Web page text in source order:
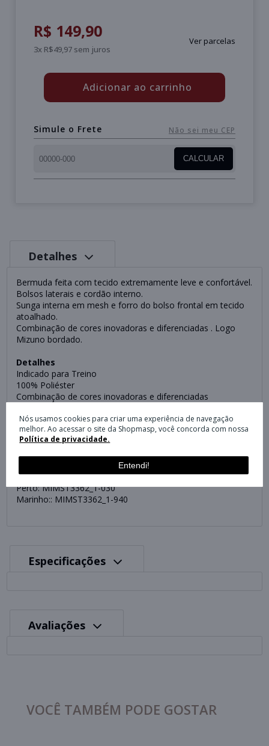
Ver parcelas
R$ 149,90
3x R$49,97 sem juros
Adicionar ao carrinho
Simule o Frete Não sei meu CEP
CALCULAR
Detalhes
Bermuda feita com tecido extremamente leve e confortável.
Bolsos laterais e cordão interno.
Sunga interna em mesh e forro do bolso frontal em tecido
atoalhado.
Combinação de cores inovadoras e diferenciadas . Logo
Mizuno bordado.
Detalhes
Indicado para Treino
100% Poliéster
Combinação de cores inovadoras e diferenciadas
Peça Lisa
Bolso frontal em tecido atoalhado
Cor
Chumbo: MIMST3362_1-014
Azul: MIMST3362_1-005
Perto: MIMST3362_1-030
Marinho:: MIMST3362_1-940
Especificações
Avaliações
VOCÊ TAMBÉM PODE GOSTAR
Nós usamos cookies para criar uma experiência de navegação
melhor. Ao acessar o site da Shopmasp, você concorda com nossa
Política de privacidade.
Entendi!